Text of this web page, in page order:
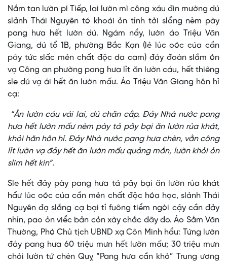
Nắm tan lườn pí Tiếp, lai lườn mì công xáu đin mường dú
slảnh Thái Nguyên tó khoái ỏn tỉnh tởi slổng nèm pày
pang hưa hết lườn dú. Ngám nẩy, lườn áo Triệu Văn
Giang, dú tổ 1B, phường Bắc Kạn (lẻ lủc oóc cúa cần
pây tức slấc mẻn chất độc da cam) đảy đoàn slắm ón
vạ Công an phường pang hưa lỉt ăn lườn cáu, hết thiêng
sle dú vạ ái hết ăn lườn mấư. Áo Triệu Văn Giang hôn hỉ
cạ:
“Ăn lườn cáu vái lai, dú chăn cẳp. Đảy Nhà nước pang
hưa hết lườn mấư nèm pày tả pây bại ăn lườn rủa khát,
khỏi hăn hôn hỉ. Đảy Nhà nước pang hưa chèn, vằn công
lỉt lườn vạ đảy hết ăn lườn mấư quảng mắn, lườn khỏi ỏn
slim hết kin”.
Sle hết đây pày pang hưa tả pây bại ăn lườn rủa khát
hẩư lủc oóc cúa cần mẻn chất độc hóa học, slảnh Thái
Nguyên đạ slắng cạ bại tỉ fuông tiểm ngòi cậy cần đảy
nhỉn, pao ỏn viểc bản cỏn xày chắc đây đo. Áo Sằm Văn
Thường, Phó Chủ tịch UBND xạ Côn Minh hẩư: Tứng lườn
đảy pang hưa 60 triệu mưn hết lườn mấư; 30 triệu mưn
chỏi lườn tứ chèn Quỵ “Pang hưa cần khỏ” Trung ương